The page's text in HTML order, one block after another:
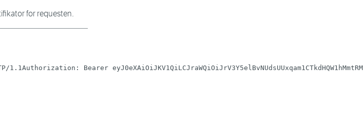
for requesten.
Bearer